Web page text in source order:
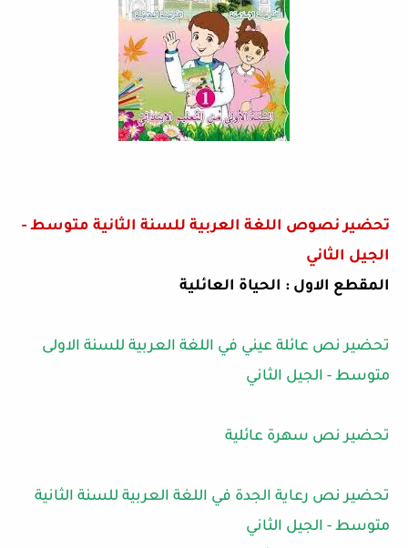
تحضير نصوص اللغة العربية للسنة الثانية متوسط -
الجيل الثاني
المقطع الاول : الحياة العائلية
تحضير نص عائلة عيني في اللغة العربية للسنة الاولى
متوسط - الجيل الثاني
تحضير نص سهرة عائلية
تحضير نص رعاية الجدة في اللغة العربية للسنة الثانية
متوسط - الجيل الثاني